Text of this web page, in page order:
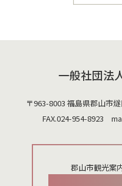
一般社団法
〒963-8003 福島県郡山市
FAX.024-954-8923
郡山市観光案